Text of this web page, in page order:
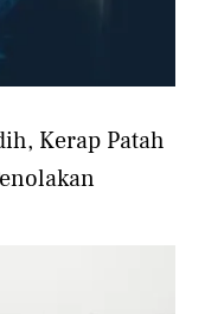
Kerap Patah